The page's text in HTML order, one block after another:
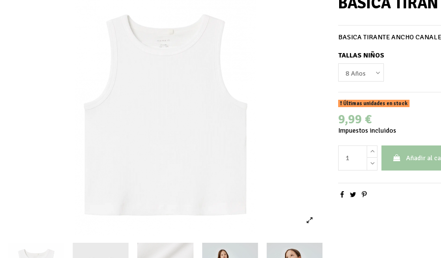
BASICA TIRANTE ANCHO CANALE
TALLAS NIÑOS
Últimas unidades en stock
9,99 €
Impuestos incluidos
Añadir al